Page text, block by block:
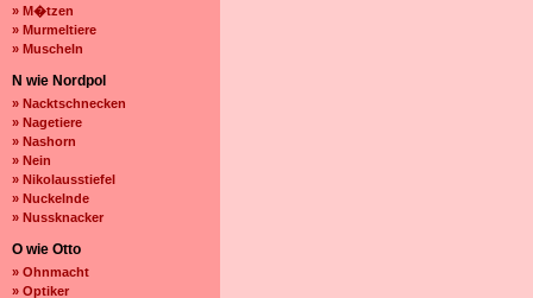
» M�tzen
» Murmeltiere
» Muscheln
N wie Nordpol
» Nacktschnecken
» Nagetiere
» Nashorn
» Nein
» Nikolausstiefel
» Nuckelnde
» Nussknacker
O wie Otto
» Ohnmacht
» Optiker